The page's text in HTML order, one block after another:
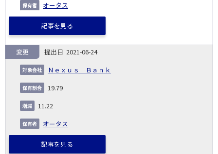
オータス
記事を見る
2021-06-24
Ｎｅｘｕｓ Ｂａｎｋ
変更
19.79
11.22
オータス
記事を見る